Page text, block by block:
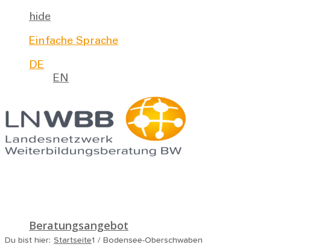
hide
Einfache Sprache
DE
EN
Beratungsangebot
Du bist hier: Startseite1 / Bodensee-Oberschwaben